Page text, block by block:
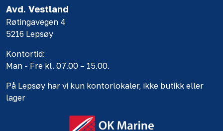
Avd. Vestland
Røtingavegen 4
5216 Lepsøy
Kontortid:
Man - Fre kl. 07.00 – 15.00.
På Lepsøy har vi kun kontorlokaler, ikke butikk eller
lager